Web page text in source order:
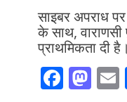
साइबर अपराध
के साथ, वाराणसी
प्राथमिकता दी है।
F M